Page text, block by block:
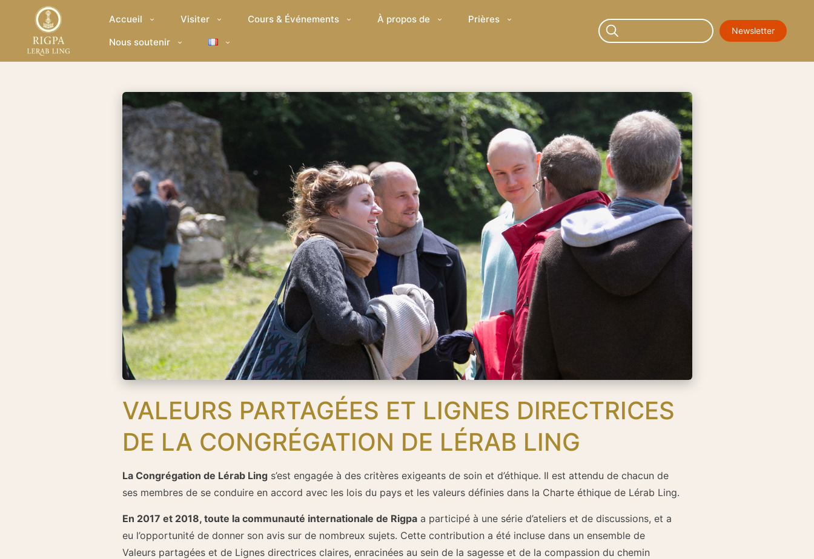
Accueil Visiter Cours & Événements À propos de
Prières
Nous soutenir
Newsletter
VALEURS PARTAGÉES ET LIGNES DIRECTRICES
DE LA CONGRÉGATION DE LÉRAB LING
La Congrégation de Lérab Lings’est engagée à des critères exigeants de soin et d’éthique. Il est attendu de chacun de
ses membres de se conduire en accord avec les lois du pays et les valeurs définies dans la Charte éthique de Lérab Ling.
En 2017 et 2018, toute la communauté internationale de Rigpaa participé à une série d’ateliers et de discussions, et a
eu l’opportunité de donner son avis sur de nombreux sujets. Cette contribution a été incluse dans un ensemble de
Valeurs partagées et de Lignes directrices claires, enracinées au sein de la sagesse et de la compassion du chemin